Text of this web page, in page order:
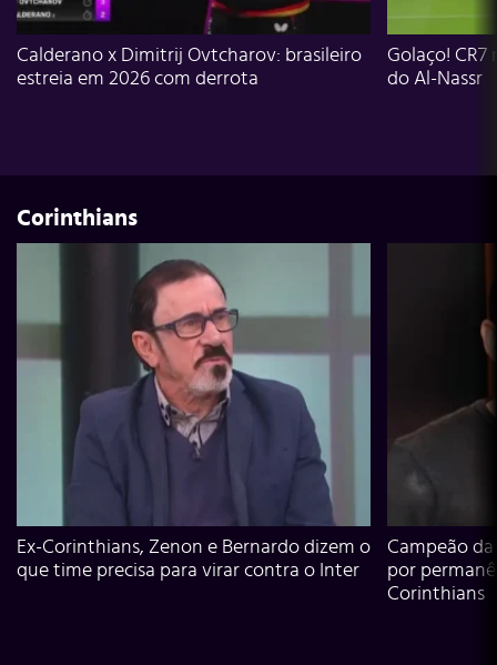
Calderano x Dimitrij Ovtcharov: brasileiro
estreia em 2026 com derrota
Golaço!
do Al-Nassr
Corinthians
Ex-Corinthians, Zenon e Bernardo dizem o
que time precisa para virar contra o Inter
Campeão
por
Corinthians